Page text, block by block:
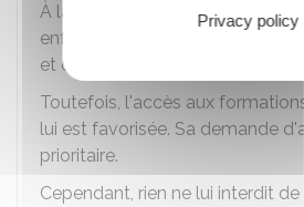
À la fin de la classe de 3
"
enfant participe à la même
et d'affectation que les autres
Toutefois, l'accès aux
lui est favorisée. Sa demande
prioritaire.
Cependant, rien ne lui interdit
Privacy policy